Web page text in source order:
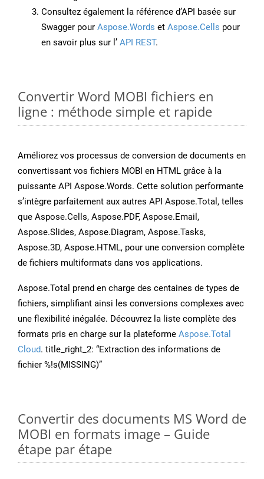
Consultez également la référence d’API basée sur
Swagger pour Aspose.Words et Aspose.Cells pour
en savoir plus sur l’ API REST.
Convertir Word MOBI fichiers en
ligne : méthode simple et rapide
Améliorez vos processus de conversion de documents en
convertissant vos fichiers MOBI en HTML grâce à la
puissante API Aspose.Words. Cette solution performante
s’intègre parfaitement aux autres API Aspose.Total, telles
que Aspose.Cells, Aspose.PDF, Aspose.Email,
Aspose.Slides, Aspose.Diagram, Aspose.Tasks,
Aspose.3D, Aspose.HTML, pour une conversion complète
de fichiers multiformats dans vos applications.
Aspose.Total prend en charge des centaines de types de
fichiers, simplifiant ainsi les conversions complexes avec
une flexibilité inégalée. Découvrez la liste complète des
formats pris en charge sur la plateforme Aspose.Total
Cloud. title_right_2: “Extraction des informations de
fichier %!s(MISSING)”
Convertir des documents MS Word de
MOBI en formats image – Guide
étape par étape